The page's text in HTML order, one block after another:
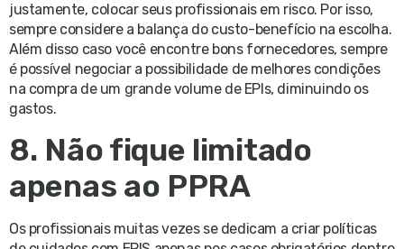
justamente, colocar seus profissionais em risco. Por isso,
sempre considere a balança do custo-benefício na escolha.
Além disso caso você encontre bons fornecedores, sempre
é possível negociar a possibilidade de melhores condições
na compra de um grande volume de EPIs, diminuindo os
gastos.
8. Não fique limitado
apenas ao PPRA
Os profissionais muitas vezes se dedicam a criar políticas